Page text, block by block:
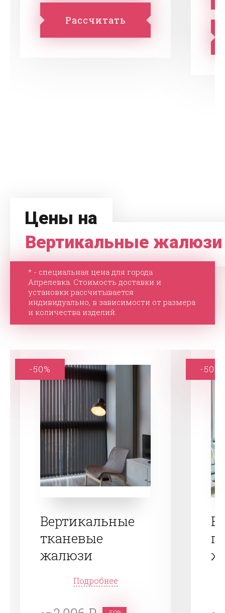
Рассчитать
Цены на
Вертикальные жалюзи
* - специальная цена для города
Апрелевка. Стоимость доставки и
установки рассчитывается
индивидуально, в зависимости от размера
и количества изделий.
Вертикальные
тканевые
жалюзи
Подробнее
-50% -50%